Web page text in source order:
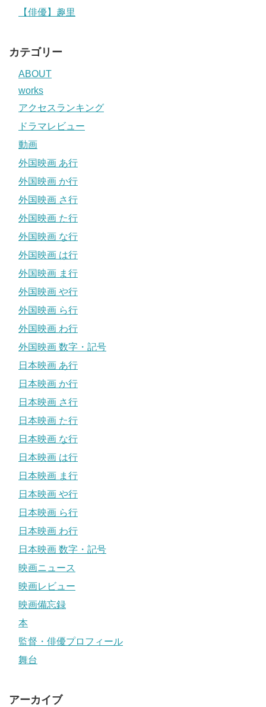
【俳優】趣里
カテゴリー
ABOUT
works
アクセスランキング
ドラマレビュー
動画
外国映画 あ行
外国映画 か行
外国映画 さ行
外国映画 た行
外国映画 な行
外国映画 は行
外国映画 ま行
外国映画 や行
外国映画 ら行
外国映画 わ行
外国映画 数字・記号
日本映画 あ行
日本映画 か行
日本映画 さ行
日本映画 た行
日本映画 な行
日本映画 は行
日本映画 ま行
日本映画 や行
日本映画 ら行
日本映画 わ行
日本映画 数字・記号
映画ニュース
映画レビュー
映画備忘録
本
監督・俳優プロフィール
舞台
アーカイブ